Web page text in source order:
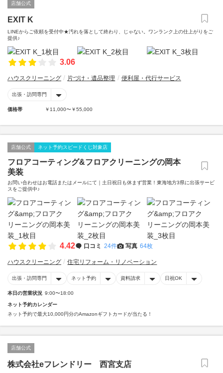
店舗公式
EXIT K
LINEからご依頼を受付中★汚れを落として終わり、じゃない。ワンランク上の仕上がりをご
提供♪
3.06
ハウスクリーニング 片づけ・遺品整理 便利屋・代行サービス
出張・訪問専門
価格帯 ￥11,000〜￥55,000
店舗公式 ネット予約スピードくじ対象店
フロアコーティング&フロアクリーニングの岡本
美装
お問い合わせはお電話またはメールにて｜土日祝日も休まず営業！東海地方3県に出張サービ
スをご提供中♪
4.42 口コミ 24件 写真 64枚
ハウスクリーニング 住宅リフォーム・リノベーション
出張・訪問専門 ネット予約 資料請求 日祝OK
本日の営業状況 9:00〜18:00
ネット予約カレンダー
ネット予約で最大10,000円分のAmazonギフトカードが当たる！
店舗公式
株式会社eフレンドリー 西宮支店